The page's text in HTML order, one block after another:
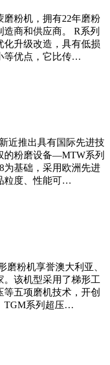
粉机，拥有22年磨粉
商和供应商。 R系列
化升级改造，具有低损
等优点，它比传…
近推出具有国际先进技
的粉磨设备—MTW系列
为基础，采用欧洲先进
粒度、性能可…
磨粉机享誉澳大利亚、
。该机型采用了梯形工
五项磨机技术，开创
TGM系列超压…